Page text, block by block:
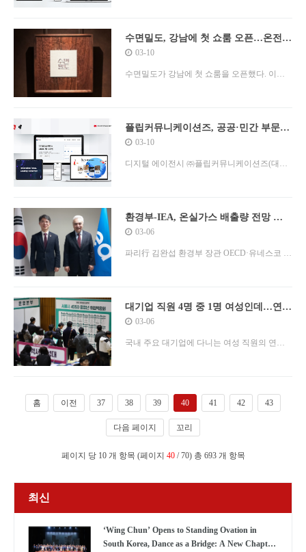
혁신 기업으로서의 입지를 더욱 공고히 했다.
플립은 공공과 민간 부문을 아우르는 다양한
프로젝트를 통해 UI/UX 혁신을 인정받으며
수면밀도, 강남에 첫 쇼룸 오픈…온전히
수면에 집중한 프라이빗 체험 공간
03-10
수면밀도가 강남에 첫 쇼룸을 오픈했다. 이번
며, 자체 개발한 신소재를 소개하고 MILDO®
Gel 매트리스를 직접 체험할 수 있도록 마련되
었다. 온전히 수면에 집중할 수 있는 프라이빗
플립커뮤니케이션즈, 공공·민간 부문
디지털 혁신 성과 두루 인정받아
03-10
디지털 에이전시 ㈜플립커뮤니케이션즈(대표
혁신 기업으로서의 입지를 더욱 공고히 했다.
플립은 공공과 민간 부문을 아우르는 다양한
프로젝트를 통해 UI/UX 혁신을 인정받으며
환경부-IEA, 온실가스 배출량 전망 협
력 약속
03-06
파리行 김완섭 환경부 장관 OECD·유네스코 인
대기업 직원 4명 중 1명 여성인데…연
봉, 男 대비 70% 수준
03-06
국내 주요 대기업에 다니는 여성 직원의 연봉
구소는 오는 8일 세계 여성의 날을 맞아 ‘주요
대기업의 업종별 남녀 직원 수 및 평균 급여 비
교 조사’ 내용을 분석해 6일 발표했다. 조사 대
홈 이전 37 38 39 40 41 42 43
다음 페이지 꼬리
페이지 당 10 개 항목 (페이지 40/ 70) 총 693 개 항목
최신
‘Wing Chun’ Opens to Standing Ovation in
South Korea, Dance as a Bridge: A New Chapter